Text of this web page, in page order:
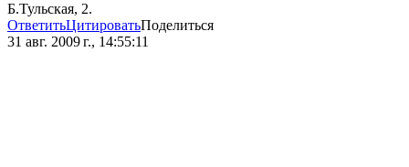
Б.Тульская, 2.
ОтветитьЦитироватьПоделиться
31 авг. 2009 г., 14:55:11